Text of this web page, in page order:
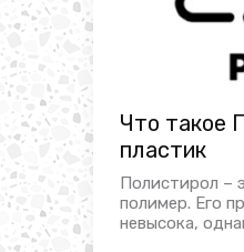
Что такое
пластик
Полистирол –
полимер. Его
невысока,